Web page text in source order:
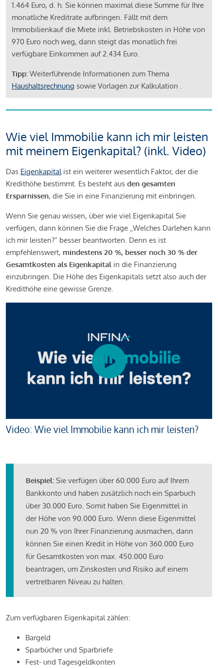
1.464 Euro, d. h. Sie können maximal diese Summe für Ihre
monatliche Kreditrate aufbringen. Fällt mit dem
Immobilienkauf die Miete inkl. Betriebskosten in Höhe von
970 Euro noch weg, dann steigt das monatlich frei
verfügbare Einkommen auf 2.434 Euro.
Tipp: Weiterführende Informationen zum Thema
Haushaltsrechnung sowie Vorlagen zur Kalkulation .
Wie viel Immobilie kann ich mir leisten
mit meinem Eigenkapital? (inkl. Video)
Das Eigenkapitalist ein weiterer wesentlich Faktor, der die
Kredithöhe bestimmt. Es besteht aus den gesamten
Ersparnissen, die Sie in eine Finanzierung mit einbringen.
Wenn Sie genau wissen, über wie viel Eigenkapital Sie
verfügen, dann können Sie die Frage „Welches Darlehen kann
ich mir leisten?“ besser beantworten. Denn es ist
empfehlenswert, mindestens 20 %, besser noch 30 % der
Gesamtkosten als Eigenkapital in die Finanzierung
einzubringen. Die Höhe des Eigenkapitals setzt also auch der
Kredithöhe eine gewisse Grenze.
Video: Wie viel Immobilie kann ich mir leisten?
Beispiel: Sie verfügen über 60.000 Euro auf Ihrem
Bankkonto und haben zusätzlich noch ein Sparbuch
über 30.000 Euro. Somit haben Sie Eigenmittel in
der Höhe von 90.000 Euro. Wenn diese Eigenmittel
nun 20 % von Ihrer Finanzierung ausmachen, dann
können Sie einen Kredit in Höhe von 360.000 Euro
für Gesamtkosten von max. 450.000 Euro
beantragen, um Zinskosten und Risiko auf einem
vertretbaren Niveau zu halten.
Zum verfügbaren Eigenkapital zählen:
Bargeld
Sparbücher und Sparbriefe
Fest- und Tagesgeldkonten